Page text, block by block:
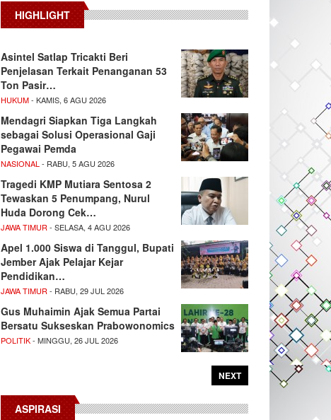
HIGHLIGHT
Asintel Satlap Tricakti Beri
Penjelasan Terkait Penanganan 53
Ton Pasir…
HUKUM- KAMIS, 6 AGU 2026
Mendagri Siapkan Tiga Langkah
sebagai Solusi Operasional Gaji
Pegawai Pemda
NASIONAL - RABU, 5 AGU 2026
Tragedi KMP Mutiara Sentosa 2
Tewaskan 5 Penumpang, Nurul
Huda Dorong Cek…
JAWA TIMUR - SELASA, 4 AGU 2026
Apel 1.000 Siswa di Tanggul, Bupati
Jember Ajak Pelajar Kejar
Pendidikan…
JAWA TIMUR - RABU, 29 JUL 2026
Gus Muhaimin Ajak Semua Partai
Bersatu Sukseskan Prabowonomics
POLITIK- MINGGU, 26 JUL 2026
NEXT
ASPIRASI